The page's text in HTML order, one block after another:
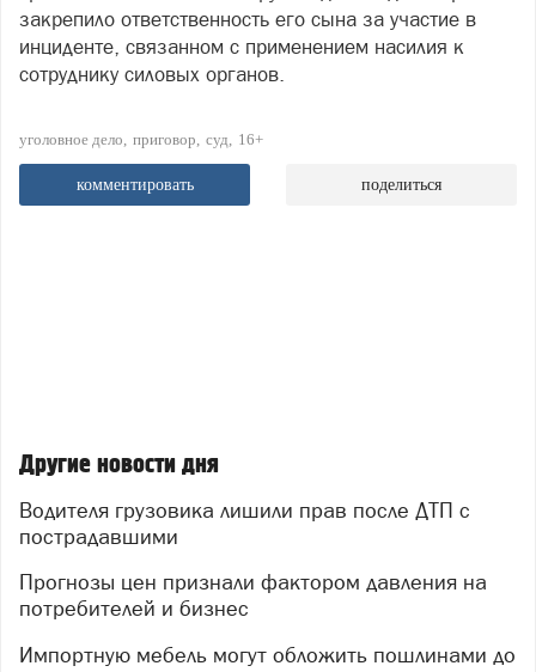
закрепило ответственность его сына за участие в
инциденте, связанном с применением насилия к
сотруднику силовых органов.
уголовное дело приговор суд 16+
комментировать поделиться
Другие новости дня
Водителя грузовика лишили прав после ДТП с
пострадавшими
Прогнозы цен признали фактором давления на
потребителей и бизнес
Импортную мебель могут обложить пошлинами до